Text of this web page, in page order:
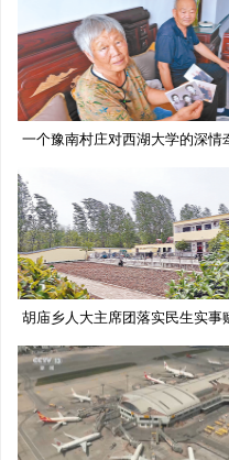
一个豫南村庄对西湖大学的深情
胡庙乡人大主席团落实民生实事
能